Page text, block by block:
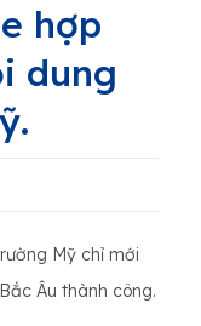
hợp
dung
Mỹ chỉ mới
Âu thành công.